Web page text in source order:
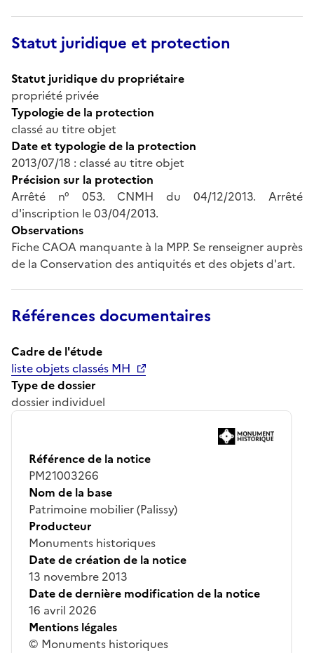
Statut juridique et protection
Statut juridique du propriétaire
propriété privée
Typologie de la protection
classé au titre objet
Date et typologie de la protection
2013/07/18 : classé au titre objet
Précision sur la protection
Arrêté n° 053. CNMH du 04/12/2013. Arrêté
d'inscription le 03/04/2013.
Observations
Fiche CAOA manquante à la MPP. Se renseigner auprès
de la Conservation des antiquités et des objets d'art.
Références documentaires
Cadre de l'étude
liste objets classés MH
Type de dossier
dossier individuel
Référence de la notice
PM21003266
Nom de la base
Patrimoine mobilier (Palissy)
Producteur
Monuments historiques
Date de création de la notice
13 novembre 2013
Date de dernière modification de la notice
16 avril 2026
Mentions légales
© Monuments historiques